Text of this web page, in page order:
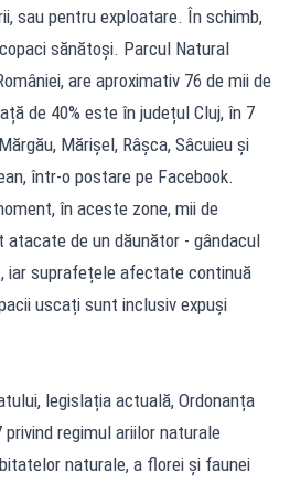
sau pentru exploatare. În schimb,
sănătoși. Parcul Natural
are aproximativ 76 de mii de
de 40% este în județul Cluj, în 7
Mărișel, Râșca, Sâcuieu și
într-o postare pe Facebook.
în aceste zone, mii de
atacate de un dăunător - gândacul
iar suprafețele afectate continuă
uscați sunt inclusiv expuși
legislația actuală, Ordonanța
regimul ariilor naturale
naturale, a florei și faunei